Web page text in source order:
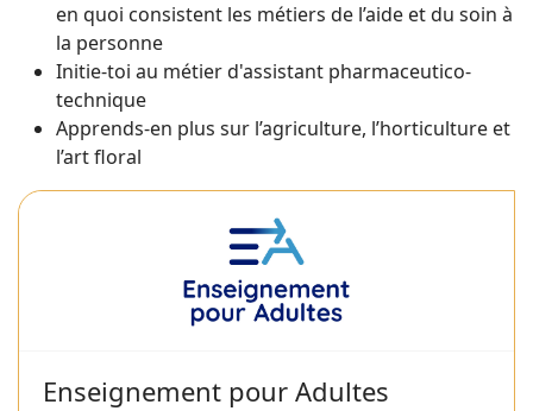
en quoi consistent les métiers de l’aide et du soin à
la personne
Initie-toi au métier d'assistant pharmaceutico-
technique
Apprends-en plus sur l’agriculture, l’horticulture et
l’art floral
Enseignement pour Adultes